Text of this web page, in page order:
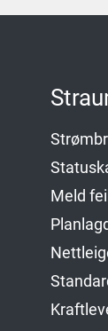
Meld feil